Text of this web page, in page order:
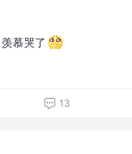
慕哭了
13